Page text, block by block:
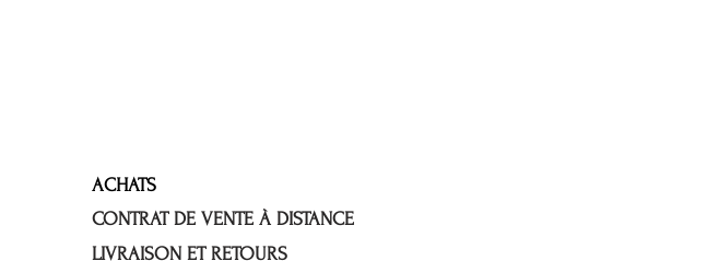
ACHATS
CONTRAT DE VENTE À DISTANCE
LIVRAISON ET RETOURS